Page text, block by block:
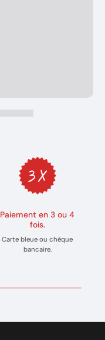
Paiement en 3 ou 4
fois.
Carte bleue ou chèque
bancaire.